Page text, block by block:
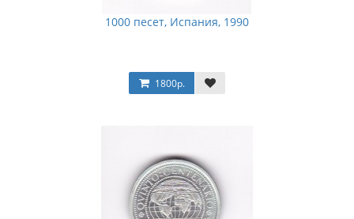
1000 песет, Испания, 1990
1800р.